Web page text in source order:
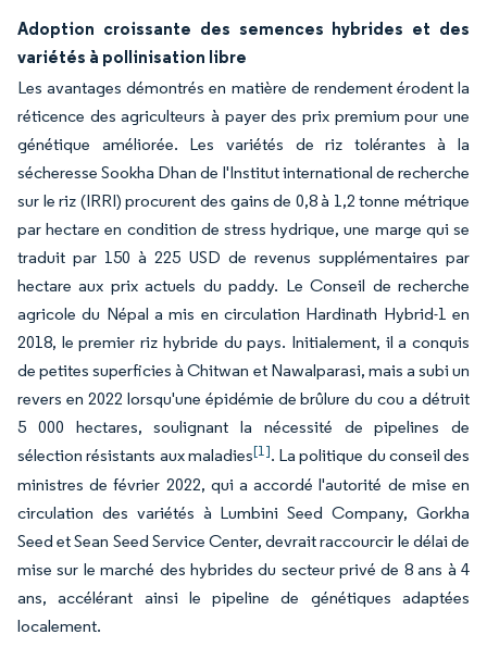
Adoption croissante des semences hybrides et des
variétés à pollinisation libre
Les avantages démontrés en matière de rendement érodent la
réticence des agriculteurs à payer des prix premium pour une
génétique améliorée. Les variétés de riz tolérantes à la
sécheresse Sookha Dhan de l'Institut international de recherche
sur le riz (IRRI) procurent des gains de 0,8 à 1,2 tonne métrique
par hectare en condition de stress hydrique, une marge qui se
traduit par 150 à 225 USD de revenus supplémentaires par
hectare aux prix actuels du paddy. Le Conseil de recherche
agricole du Népal a mis en circulation Hardinath Hybrid-1 en
2018, le premier riz hybride du pays. Initialement, il a conquis
de petites superficies à Chitwan et Nawalparasi, mais a subi un
revers en 2022 lorsqu'une épidémie de brûlure du cou a détruit
5 000 hectares, soulignant la nécessité de pipelines de
sélection résistants aux maladies[1]. La politique du conseil des
ministres de février 2022, qui a accordé l'autorité de mise en
circulation des variétés à Lumbini Seed Company, Gorkha
Seed et Sean Seed Service Center, devrait raccourcir le délai de
mise sur le marché des hybrides du secteur privé de 8 ans à 4
ans, accélérant ainsi le pipeline de génétiques adaptées
localement.